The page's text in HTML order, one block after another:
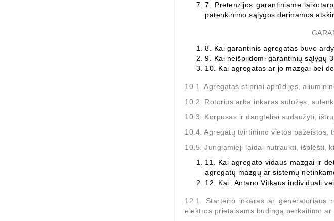
7. Pretenzijos garantiniame
patenkinimo sąlygos derinamos
8. Kai garantinis agregatas buvo
9. Kai neišpildomi garantinių sąlygų
10. Kai agregatas ar jo mazgai bei
10.1. Agregatas stipriai aprūdijęs,
10.2. Rotorius arba inkaras sulūžęs,
10.3. Korpusas ir dangteliai sudaužyti,
10.4. Agregatų tvirtinimo vietos pažeistos,
10.5. Jungiamieji laidai nutraukti, išplėšti,
11. Kai agregato vidaus mazgai ir
agregatų mazgų ar sistemų
12. Kai „Antano Vitkaus individuali
12.1. Starterio inkaras ar generatoriaus
elektros prietaisams būdingą perkaitimo ar